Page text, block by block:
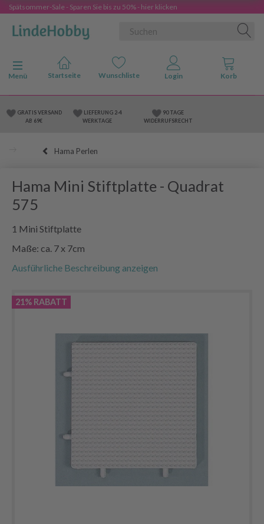
Spätsommer-Sale - Sparen Sie bis zu 50% - hier klicken
Anzeige ändern
Menü
GRATIS VERSAND
AB 69€
LIEFERUNG 2-4
WERKTAGE
90 TAGE
WIDERRUFSRECHT
Hama Perlen
Hama Mini Stiftplatte - Quadrat
575
1 Mini Stiftplatte
Maße: ca. 7 x 7cm
Ausführliche Beschreibung anzeigen
21% RABATT